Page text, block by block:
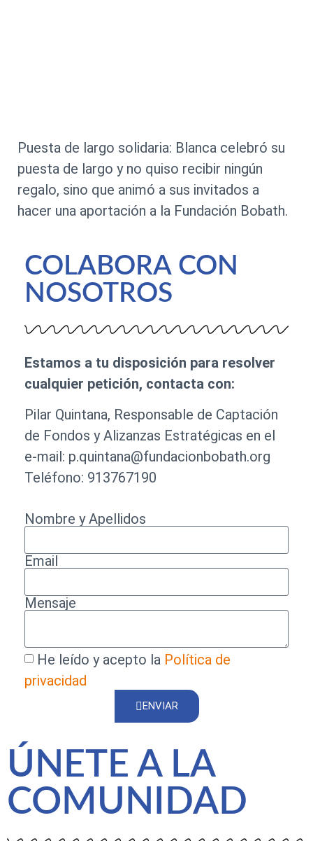
Puesta de largo solidaria: Blanca celebró su
puesta de largo y no quiso recibir ningún
regalo, sino que animó a sus invitados a
hacer una aportación a la Fundación Bobath.
COLABORA CON
NOSOTROS
Estamos a tu disposición para resolver
cualquier petición, contacta con:
Pilar Quintana, Responsable de Captación
de Fondos y Alizanzas Estratégicas en el
e-mail: p.quintana@fundacionbobath.org
Teléfono: 913767190
Nombre y Apellidos
Email
Mensaje
He leído y acepto la Política de
privacidad
ENVIAR
ÚNETE A LA
COMUNIDAD